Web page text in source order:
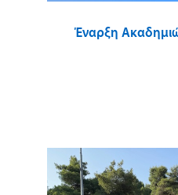
Έναρξη